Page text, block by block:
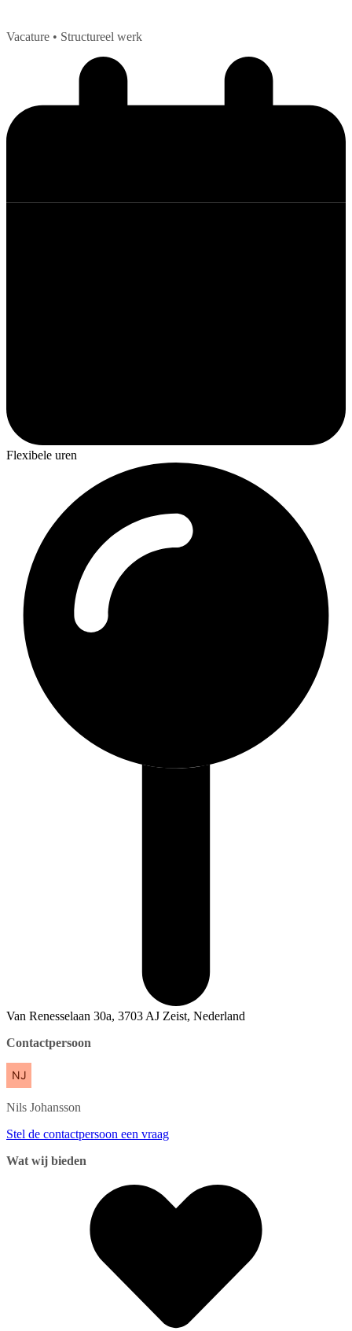
Vacature • Structureel werk
Flexibele uren
Van Renesselaan 30a, 3703 AJ Zeist, Nederland
Contactpersoon
Nils Johansson
Stel de contactpersoon een vraag
Wat wij bieden